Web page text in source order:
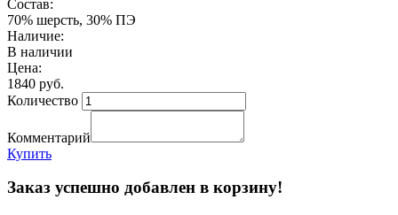
Состав:
70% шерсть, 30% ПЭ
Наличие:
В наличии
Цена:
1840 руб.
Количество
Комментарий
Купить
Заказ успешно добавлен в корзину!